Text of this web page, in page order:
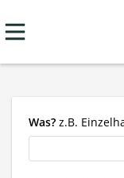
Was? z.B.